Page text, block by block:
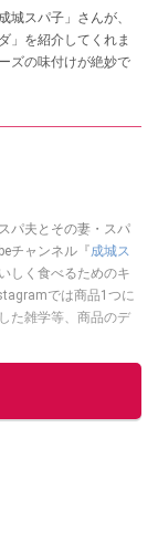
城スパ子」さんが、
」を紹介してくれま
ズの味付けが絶妙で
パ夫とその妻・スパ
チャンネル『成城ス
しく食べるためのキ
では商品1つに
た雑学等、商品のデ